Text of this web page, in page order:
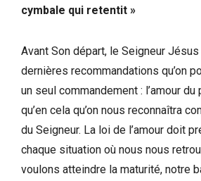
cymbale qui retentit »
Avant Son départ, le Seigneur
dernières recommandations qu’on
un seul commandement : l’amour du
qu’en cela qu’on nous reconnaîtra
du Seigneur. La loi de l’amour doit
chaque situation où nous nous
voulons atteindre la maturité, notre